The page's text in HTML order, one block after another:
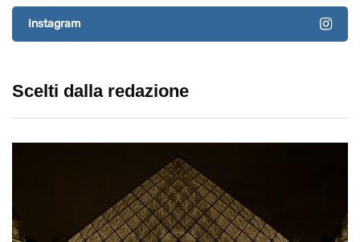
Instagram
Scelti dalla redazione